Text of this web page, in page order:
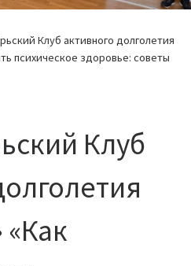
Клуб активного долголетия
психическое здоровье: советы
Клуб